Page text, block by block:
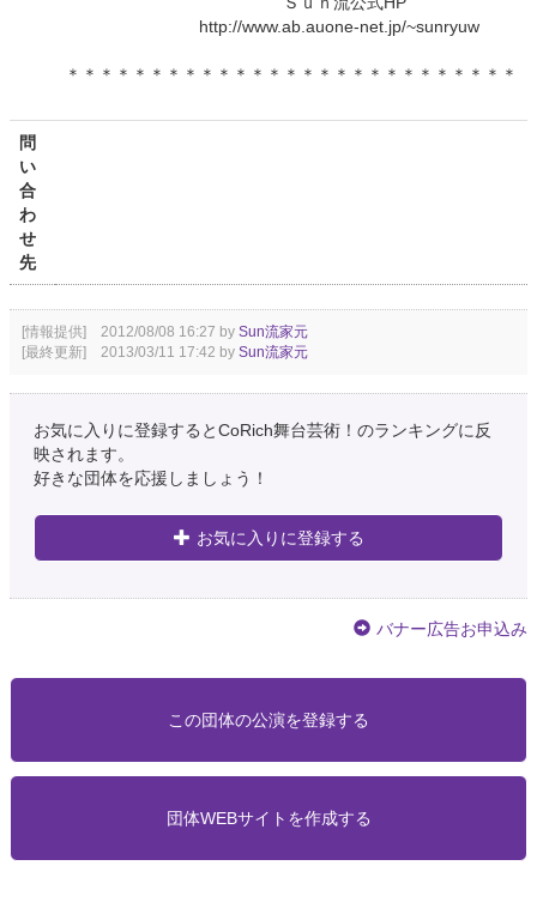
http://www.ab.auone-net.jp/~sunryuw
＊＊＊＊＊＊＊＊＊＊＊＊＊＊＊＊＊＊＊＊＊＊＊＊＊＊＊
問
い
合
わ
せ
先
[情報提供] 2012/08/08 16:27 by Sun流家元
[最終更新] 2013/03/11 17:42 by Sun流家元
お気に入りに登録するとCoRich舞台芸術！のランキングに反
映されます。
好きな団体を応援しましょう！
お気に入りに登録する
バナー広告お申込み
この団体の公演を登録する
団体WEBサイトを作成する